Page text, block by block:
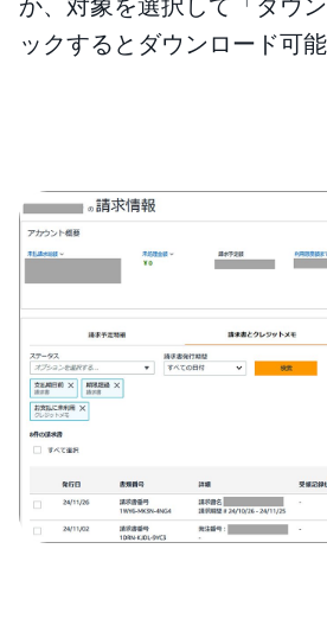
か、対象を選択して「ダウ
ックするとダウンロード可能